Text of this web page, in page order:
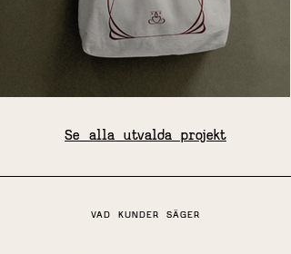
Se alla utvalda projekt
VAD KUNDER SÄGER